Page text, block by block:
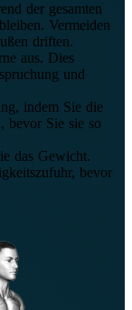
der gesamten
Vermeiden
driften.
aus. Dies
und
indem Sie die
bevor Sie sie so
das Gewicht.
bevor